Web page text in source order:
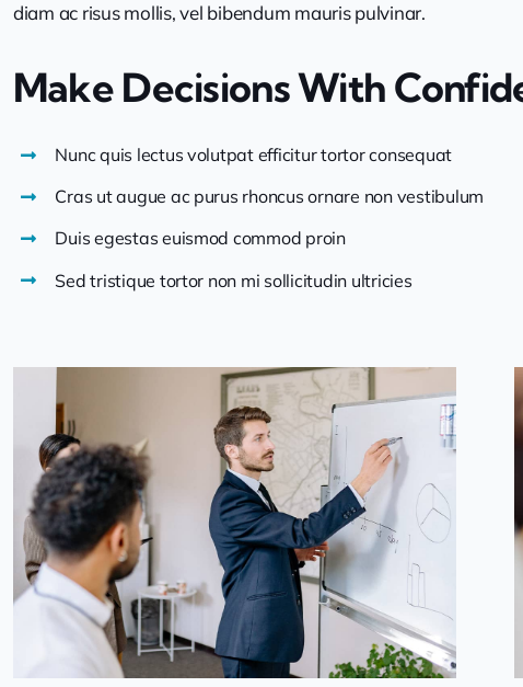
diam ac risus mollis, vel bibendum mauris pulvinar.
Make Decisions With
Nunc quis lectus volutpat efficitur tortor consequat
Cras ut augue ac purus rhoncus ornare non vestibulum
Duis egestas euismod commod proin
Sed tristique tortor non mi sollicitudin ultricies